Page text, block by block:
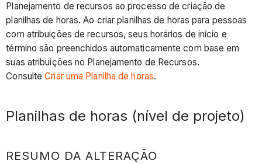
Planejamento de recursos ao processo de criação de
planilhas de horas. Ao criar planilhas de horas para pessoas
com atribuições de recursos, seus horários de início e
término são preenchidos automaticamente com base em
suas atribuições no Planejamento de Recursos.
ConsulteCriar uma Planilha de horas.
Planilhas de horas (nível de projeto)
RESUMO DA ALTERAÇÃO